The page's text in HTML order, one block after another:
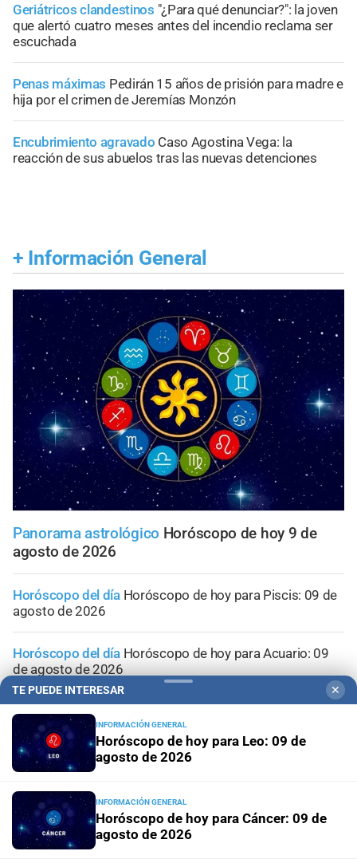
Geriátricos clandestinos "¿Para qué denunciar?": la joven
que alertó cuatro meses antes del incendio reclama ser
escuchada
Penas máximas Pedirán 15 años de prisión para madre e
hija por el crimen de Jeremías Monzón
Encubrimiento agravado Caso Agostina Vega: la
reacción de sus abuelos tras las nuevas detenciones
+ Información General
Panorama astrológico Horóscopo de hoy 9 de
agosto de 2026
Horóscopo del día Horóscopo de hoy para Piscis: 09 de
agosto de 2026
Horóscopo del día Horóscopo de hoy para Acuario: 09
de agosto de 2026
Horóscopo del día
09 de agosto de 2026
Horóscopo del día
TE PUEDE INTERESAR ✕
INFORMACIÓN GENERAL
Horóscopo de hoy para Leo: 09 de
agosto de 2026
INFORMACIÓN GENERAL
Horóscopo de hoy para Cáncer: 09 de
agosto de 2026